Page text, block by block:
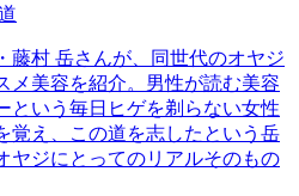
藤村 岳さんが、同世代のオヤジ
メ美容を紹介。男性が読む美容
という毎日ヒゲを剃らない女性
覚え、この道を志したという岳
ヤジにとってのリアルそのもの